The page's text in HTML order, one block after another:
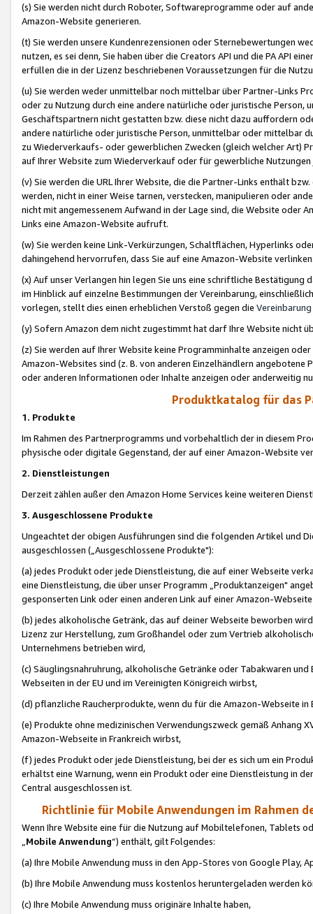
(s) Sie werden nicht durch Roboter, Softwareprogramme oder auf
Amazon-Website generieren.
(t) Sie werden unsere Kundenrezensionen oder Sternebewertungen
nutzen, es sei denn, Sie haben über die Creators API und die PA API
erfüllen die in der Lizenz beschriebenen Voraussetzungen für die
(u) Sie werden weder unmittelbar noch mittelbar über Partner-Links
oder zu Nutzung durch eine andere natürliche oder juristische
Geschäftspartnern nicht gestatten bzw. diese nicht dazu auffordern
andere natürliche oder juristische Person, unmittelbar oder mittelbar
zu Wiederverkaufs- oder gewerblichen Zwecken (gleich welcher Art)
auf Ihrer Website zum Wiederverkauf oder für gewerbliche
(v) Sie werden die URL Ihrer Website, die die Partner-Links enthält
werden, nicht in einer Weise tarnen, verstecken, manipulieren oder
nicht mit angemessenem Aufwand in der Lage sind, die Website oder
Links eine Amazon-Website aufruft.
(w) Sie werden keine Link-Verkürzungen, Schaltflächen, Hyperlinks
dahingehend hervorrufen, dass Sie auf eine Amazon-Website
(x) Auf unser Verlangen hin legen Sie uns eine schriftliche
im Hinblick auf einzelne Bestimmungen der Vereinbarung,
vorlegen, stellt dies einen erheblichen Verstoß gegen die Vereinbarung
(y) Sofern Amazon dem nicht zugestimmt hat darf Ihre Website nicht
(z) Sie werden auf Ihrer Website keine Programminhalte anzeigen
Amazon-Websites sind (z. B. von anderen Einzelhändlern
oder anderen Informationen oder Inhalte anzeigen oder anderweitig
Produktkatalog für das
1. Produkte
Im Rahmen des Partnerprogramms und vorbehaltlich der in diesem
physische oder digitale Gegenstand, der auf einer Amazon-Website
2. Dienstleistungen
Derzeit zählen außer den Amazon Home Services keine weiteren
3. Ausgeschlossene Produkte
Ungeachtet der obigen Ausführungen sind die folgenden Artikel und
ausgeschlossen („Ausgeschlossene Produkte"):
(a) jedes Produkt oder jede Dienstleistung, die auf einer Webseite
eine Dienstleistung, die über unser Programm „Produktanzeigen"
gesponserten Link oder einen anderen Link auf einer Amazon-
(b) jedes alkoholische Getränk, das auf deiner Webseite beworben
Lizenz zur Herstellung, zum Großhandel oder zum Vertrieb
Unternehmens betrieben wird,
(c) Säuglingsnahruhrung, alkoholische Getränke oder Tabakwaren
Webseiten in der EU und im Vereinigten Königreich wirbst,
(d) pflanzliche Raucherprodukte, wenn du für die Amazon-Webseite in
(e) Produkte ohne medizinischen Verwendungszweck gemäß Anhang
Amazon-Webseite in Frankreich wirbst,
(f) jedes Produkt oder jede Dienstleistung, bei der es sich um ein
erhältst eine Warnung, wenn ein Produkt oder eine Dienstleistung in
Central ausgeschlossen ist.
Richtlinie für Mobile Anwendungen im Rahmen
Wenn Ihre Website eine für die Nutzung auf Mobiltelefonen, Tablets
„Mobile Anwendung“) enthält, gilt Folgendes:
(a) Ihre Mobile Anwendung muss in den App-Stores von Google Play,
(b) Ihre Mobile Anwendung muss kostenlos heruntergeladen werden
(c) Ihre Mobile Anwendung muss originäre Inhalte haben,